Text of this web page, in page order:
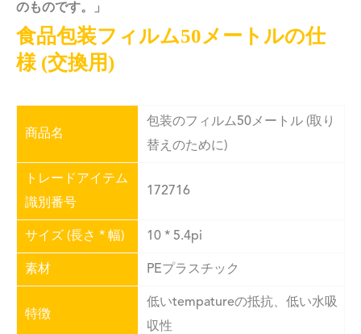
のものです。」
食品包装フィルム50メートルの仕
様 (交換用)
商品名
包装のフィルム50メートル (取り
替えのために)
トレードアイテム
識別番号
172716
サイズ (長さ * 幅) 10 * 5.4pi
素材 PEプラスチック
特徴
低いtempatureの抵抗、低い水吸
収性